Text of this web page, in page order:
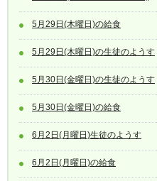
5月29日(木曜日)の給食
5月29日(木曜日)の生徒のようす
5月30日(金曜日)の生徒のようす
5月30日(金曜日)の給食
6月2日(月曜日)生徒のようす
6月2日(月曜日)の給食